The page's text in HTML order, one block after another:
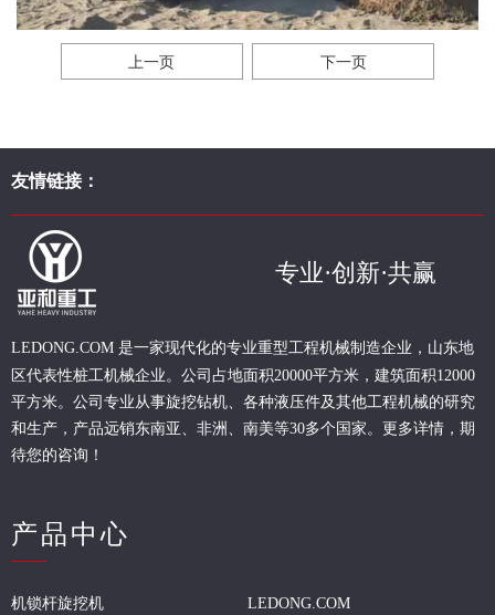
上一页 下一页
友情链接：
专业·创新·共赢
LEDONG.COM 是一家现代化的专业重型工程机械制造企业，山东地
区代表性桩工机械企业。 公司占地面积20000平方米，建筑面积12000
平方米。公司专业从事旋挖钻机、各种液压件及其他工程机械的研究
和生产，产品远销东南亚、非洲、南美等30多个国家。更多详情，期
待您的咨询！
产品中心
机锁杆旋挖机 LEDONG.COM